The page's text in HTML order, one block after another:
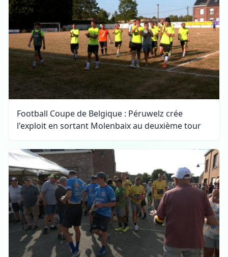
Football Coupe de Belgique : Péruwelz crée
l'exploit en sortant Molenbaix au deuxième tour